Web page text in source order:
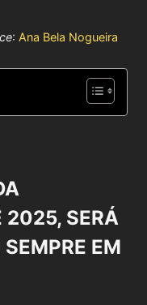
: Ana Bela Nogueira
2025, SERÁ
EM